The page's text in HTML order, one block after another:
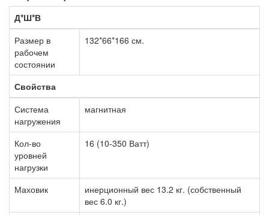
Д*Ш*В
Размер в
рабочем
состоянии
132*66*166 см.
Свойства
Система
нагружения
магнитная
Кол-во
уровней
нагрузки
16 (10-350 Ватт)
Маховик
инерционный вес 13.2 кг. (собственный
вес 6.0 кг.)